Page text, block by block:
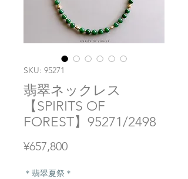
SKU: 95271
翡翠ネックレス
【SPIRITS OF
FOREST】95271/2498
¥657,800Price
＊翡翠夏祭＊